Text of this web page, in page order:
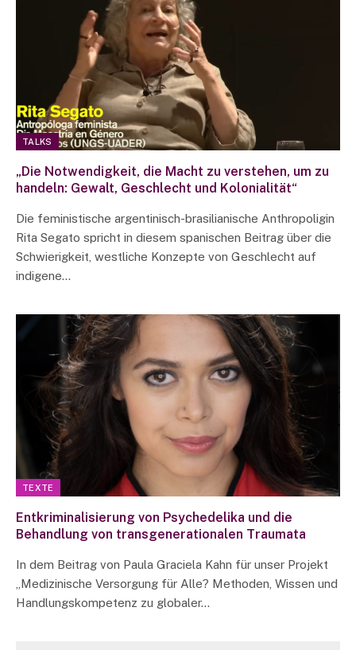
TALKS
„Die Notwendigkeit, die Macht zu verstehen, um zu
handeln: Gewalt, Geschlecht und Kolonialität“
Die feministische argentinisch-brasilianische Anthropoligin
Rita Segato spricht in diesem spanischen Beitrag über die
Schwierigkeit, westliche Konzepte von Geschlecht auf
indigene…
TEXTE
Entkriminalisierung von Psychedelika und die
Behandlung von transgenerationalen Traumata
In dem Beitrag von Paula Graciela Kahn für unser Projekt
„Medizinische Versorgung für Alle? Methoden, Wissen und
Handlungskompetenz zu globaler…